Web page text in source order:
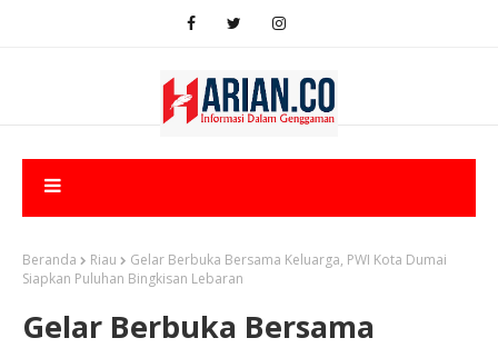
Beranda Riau
Gelar Berbuka Bersama Keluarga, PWI Kota Dumai
Siapkan Puluhan Bingkisan Lebaran
Gelar Berbuka Bersama